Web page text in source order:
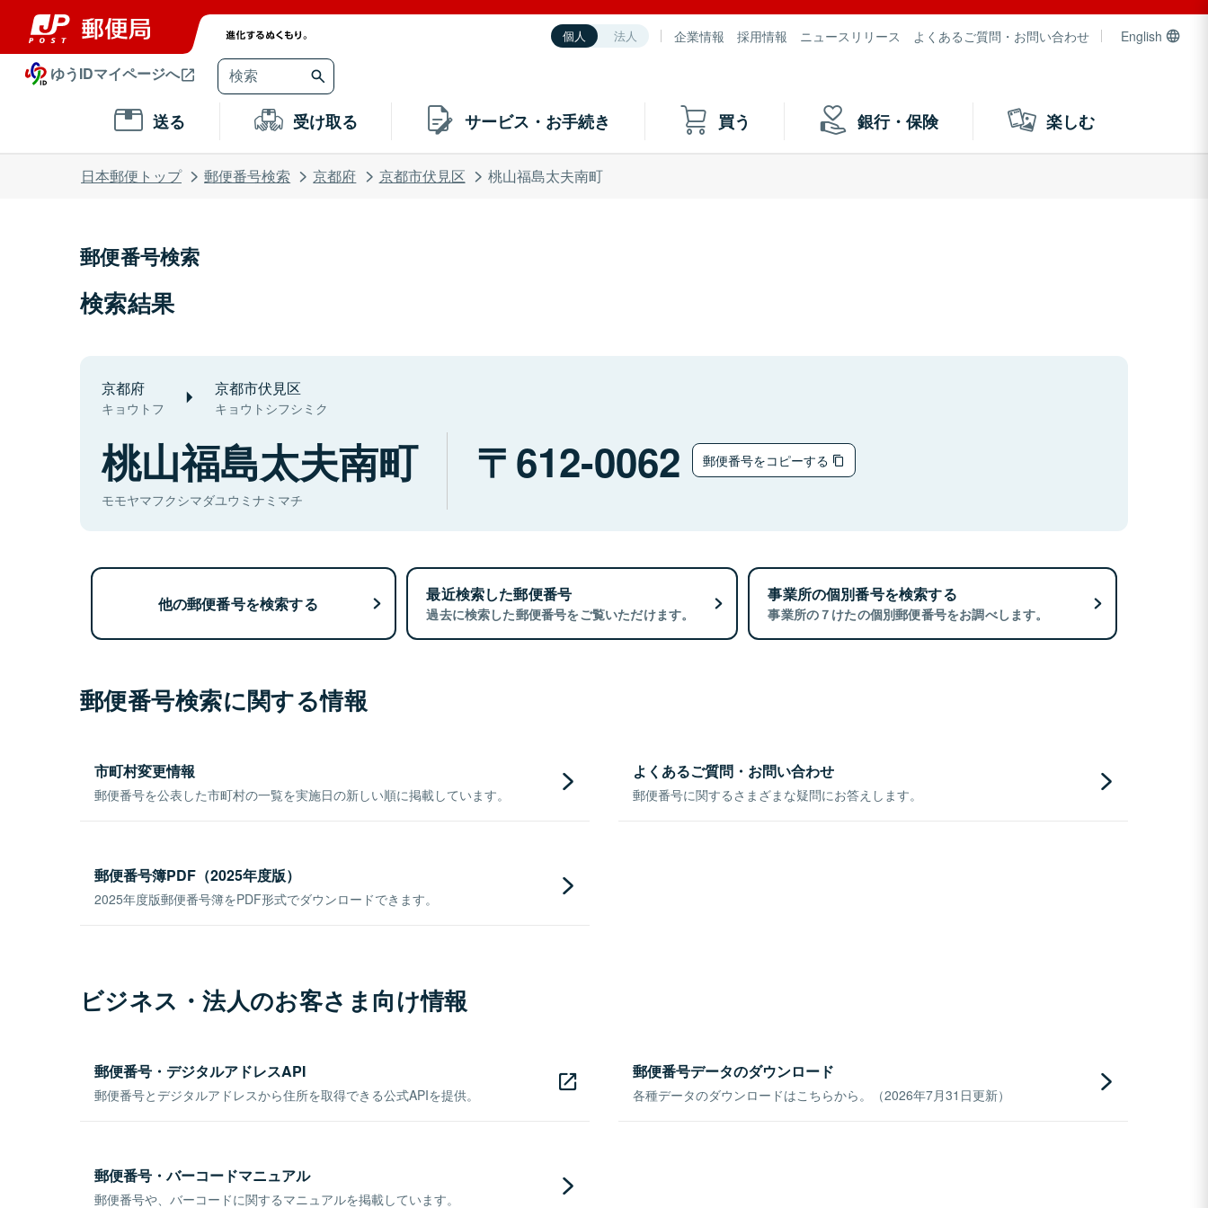
個人 法人 企業情報 採用情報 ニュースリリース よくあるご質問・お問い合わせ English
ゆうIDマイページへ
送る 受け取る サービス・お手続き 買う 銀行・保険 楽しむ
日本郵便トップ 郵便番号検索 京都府 京都市伏見区 桃山福島太夫南町
郵便番号検索
検索結果
京都府
キョウトフ
京都市伏見区
キョウトシフシミク
桃山福島太夫南町
モモヤマフクシマダユウミナミマチ
612-0062 郵便番号をコピーする
他の郵便番号を検索する 最近検索した郵便番号
過去に検索した郵便番号をご覧いただけます。
事業所の個別番号を検索する
事業所の７けたの個別郵便番号をお調べします。
郵便番号検索に関する情報
市町村変更情報
郵便番号を公表した市町村の一覧を実施日の新しい順に掲載しています。
よくあるご質問・お問い合わせ
郵便番号に関するさまざまな疑問にお答えします。
郵便番号簿PDF（2025年度版）
2025年度版郵便番号簿をPDF形式でダウンロードできます。
ビジネス・法人のお客さま向け情報
郵便番号・デジタルアドレスAPI
郵便番号とデジタルアドレスから住所を取得できる公式APIを提供。
郵便番号データのダウンロード
各種データのダウンロードはこちらから。（2026年7月31日更新）
郵便番号・バーコードマニュアル
郵便番号や、バーコードに関するマニュアルを掲載しています。